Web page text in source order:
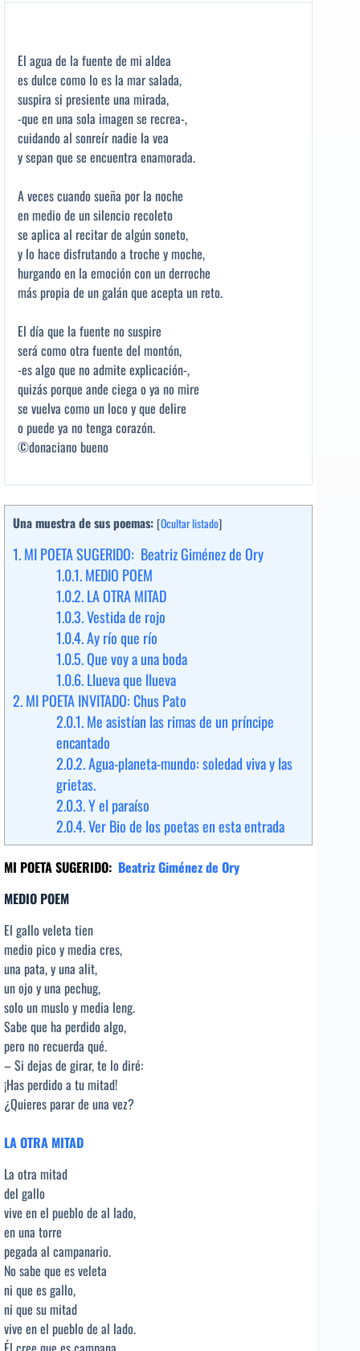
El agua de la fuente de mi aldea
es dulce como lo es la mar salada,
suspira si presiente una mirada,
-que en una sola imagen se recrea-,
cuidando al sonreír nadie la vea
y sepan que se encuentra enamorada.
A veces cuando sueña por la noche
en medio de un silencio recoleto
se aplica al recitar de algún soneto,
y lo hace disfrutando a troche y moche,
hurgando en la emoción con un derroche
más propia de un galán que acepta un reto.
El día que la fuente no suspire
será como otra fuente del montón,
-es algo que no admite explicación-,
quizás porque ande ciega o ya no mire
se vuelva como un loco y que delire
o puede ya no tenga corazón.
©donaciano bueno
Una muestra de sus poemas: [Ocultar listado]
1.MI POETA SUGERIDO: Beatriz Giménez de Ory
1.0.1.MEDIO POEM
1.0.2.LA OTRA MITAD
1.0.3.Vestida de rojo
1.0.4.Ay río que río
1.0.5.Que voy a una boda
1.0.6.Llueva que llueva
2.MI POETA INVITADO: Chus Pato
2.0.1.Me asistían las rimas de un príncipe
encantado
2.0.2.Agua-planeta-mundo: soledad viva y las
grietas.
2.0.3.Y el paraíso
2.0.4.Ver Bio de los poetas en esta entrada
MI POETA SUGERIDO: Beatriz Giménez de Ory
MEDIO POEM
El gallo veleta tien
medio pico y media cres,
una pata, y una alit,
un ojo y una pechug,
solo un muslo y media leng.
Sabe que ha perdido algo,
pero no recuerda qué.
– Si dejas de girar, te lo diré:
¡Has perdido a tu mitad!
¿Quieres parar de una vez?
LA OTRA MITAD
La otra mitad
del gallo
vive en el pueblo de al lado,
en una torre
pegada al campanario.
No sabe que es veleta
ni que es gallo,
ni que su mitad
vive en el pueblo de al lado.